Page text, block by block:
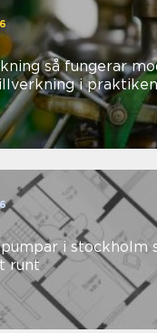
modern
i praktiken
i stockholm så säkras
runt